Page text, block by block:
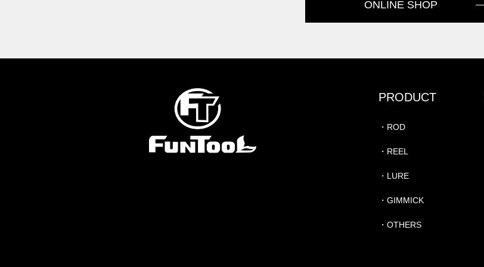
ONLINE SHOP
PRODUCT
・ROD
・REEL
・LURE
・GIMMICK
・OTHERS